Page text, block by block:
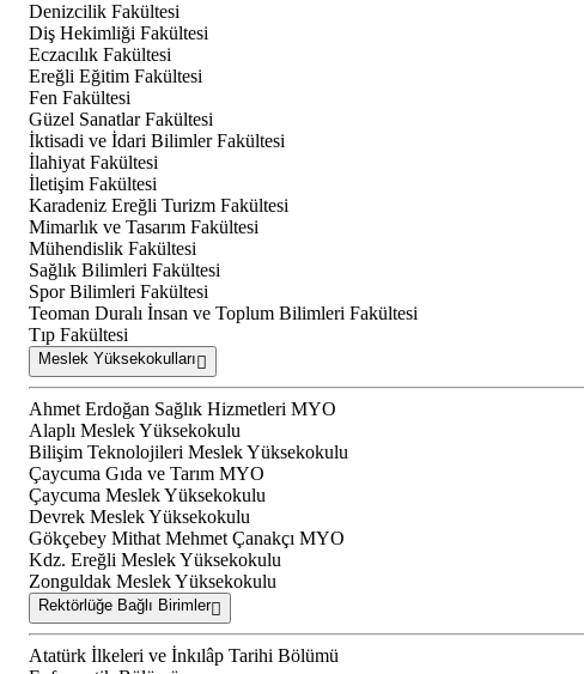
Denizcilik Fakültesi
Diş Hekimliği Fakültesi
Eczacılık Fakültesi
Ereğli Eğitim Fakültesi
Fen Fakültesi
Güzel Sanatlar Fakültesi
İktisadi ve İdari Bilimler Fakültesi
İlahiyat Fakültesi
İletişim Fakültesi
Karadeniz Ereğli Turizm Fakültesi
Mimarlık ve Tasarım Fakültesi
Mühendislik Fakültesi
Sağlık Bilimleri Fakültesi
Spor Bilimleri Fakültesi
Teoman Duralı İnsan ve Toplum Bilimleri Fakültesi
Tıp Fakültesi
Meslek Yüksekokulları
Ahmet Erdoğan Sağlık Hizmetleri MYO
Alaplı Meslek Yüksekokulu
Bilişim Teknolojileri Meslek Yüksekokulu
Çaycuma Gıda ve Tarım MYO
Çaycuma Meslek Yüksekokulu
Devrek Meslek Yüksekokulu
Gökçebey Mithat Mehmet Çanakçı MYO
Kdz. Ereğli Meslek Yüksekokulu
Zonguldak Meslek Yüksekokulu
Rektörlüğe Bağlı Birimler
Atatürk İlkeleri ve İnkılâp Tarihi Bölümü